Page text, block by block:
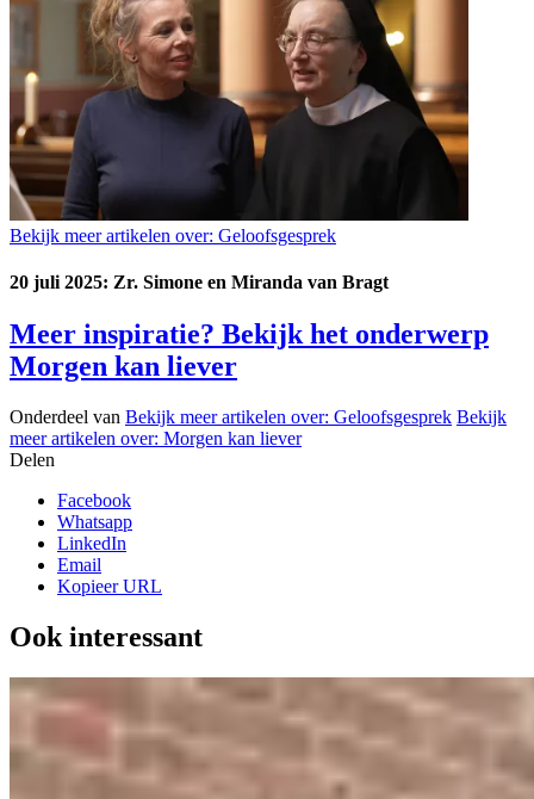
Bekijk meer artikelen over: Geloofsgesprek
20 juli 2025: Zr. Simone en Miranda van Bragt
Meer inspiratie? Bekijk het onderwerp
Morgen kan liever
Onderdeel van Bekijk meer artikelen over: Geloofsgesprek Bekijk
meer artikelen over: Morgen kan liever
Delen
Facebook
Whatsapp
LinkedIn
Email
Kopieer URL
Ook interessant